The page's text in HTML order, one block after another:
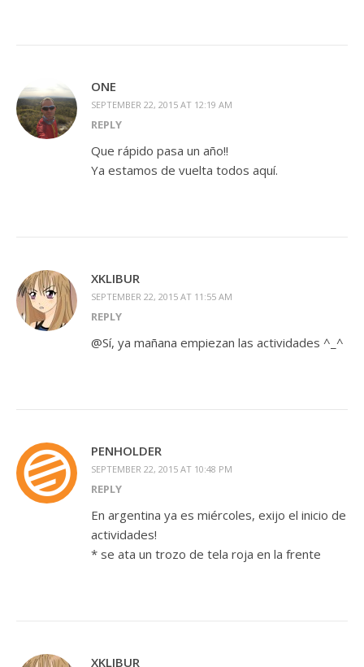
ONE
SEPTEMBER 22, 2015 AT 12:19 AM
REPLY
Que rápido pasa un año!!
Ya estamos de vuelta todos aquí.
XKLIBUR
SEPTEMBER 22, 2015 AT 11:55 AM
REPLY
@Sí, ya mañana empiezan las actividades ^_^
PENHOLDER
SEPTEMBER 22, 2015 AT 10:48 PM
REPLY
En argentina ya es miércoles, exijo el inicio de
actividades!
* se ata un trozo de tela roja en la frente
XKLIBUR